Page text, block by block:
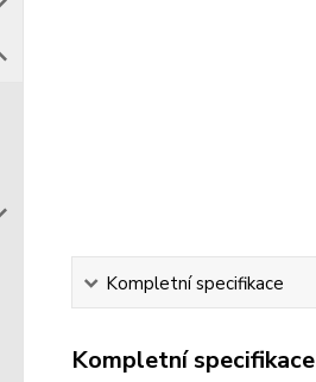
Kompletní specifikace
Kompletní specifikace